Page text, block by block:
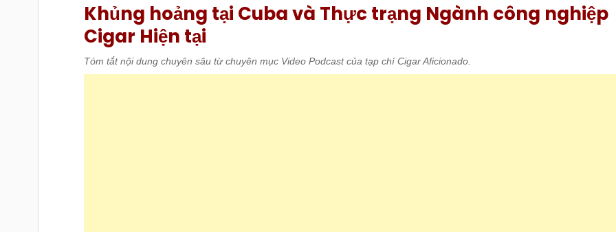
Hệ
Quả
Toàn
Khủng hoảng tại Cuba và Thực trạng Ngành công nghiệp
Cigar Hiện tại
Tóm tắt nội dung chuyên sâu từ chuyên mục Video Podcast của tạp chí Cigar Aficionado.